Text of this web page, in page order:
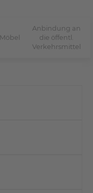
Möbel
Anbindung an
die öffentl.
Verkehrsmittel